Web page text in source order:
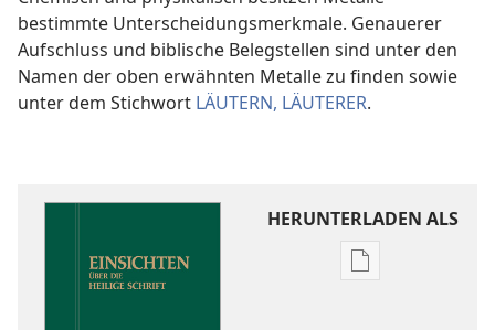
bestimmte Unterscheidungsmerkmale. Genauerer
Aufschluss und biblische Belegstellen sind unter den
Namen der oben erwähnten Metalle zu finden sowie
unter dem Stichwort LÄUTERN, LÄUTERER.
HERUNTERLADEN ALS